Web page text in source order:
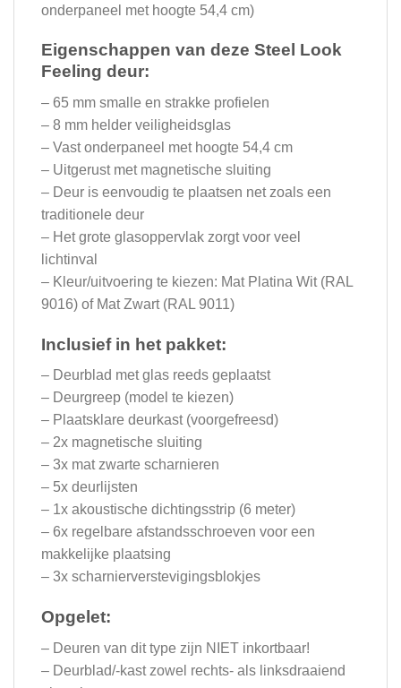
onderpaneel met hoogte 54,4 cm)
Eigenschappen van deze Steel Look
Feeling deur:
– 65 mm smalle en strakke profielen
– 8 mm helder veiligheidsglas
– Vast onderpaneel met hoogte 54,4 cm
– Uitgerust met magnetische sluiting
– Deur is eenvoudig te plaatsen net zoals een
traditionele deur
– Het grote glasoppervlak zorgt voor veel
lichtinval
– Kleur/uitvoering te kiezen: Mat Platina Wit (RAL
9016) of Mat Zwart (RAL 9011)
Inclusief in het pakket:
– Deurblad met glas reeds geplaatst
– Deurgreep (model te kiezen)
– Plaatsklare deurkast (voorgefreesd)
– 2x magnetische sluiting
– 3x mat zwarte scharnieren
– 5x deurlijsten
– 1x akoustische dichtingsstrip (6 meter)
– 6x regelbare afstandsschroeven voor een
makkelijke plaatsing
– 3x scharnierverstevigingsblokjes
Opgelet:
– Deuren van dit type zijn NIET inkortbaar!
– Deurblad/-kast zowel rechts- als linksdraaiend